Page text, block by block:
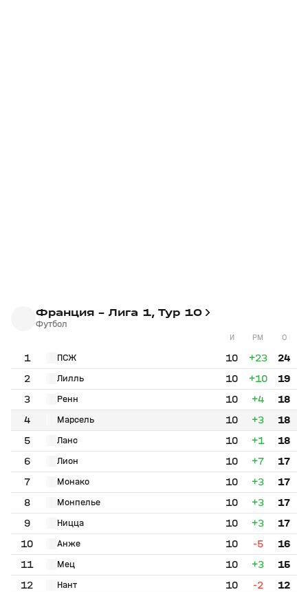
Франция - Лига 1, Тур 10
Футбол
И РМ О
1 ПСЖ 10 +23
24
2
Лилль 10 +10
19
3
Ренн 10 +4
18
4
Марсель 10 +3
18
5
Ланс 10 +1
18
6
Лион 10 +7
17
7
Монако 10 +3
17
8
Монпелье 10 +3
17
9
Ницца 10 +3
17
10
Анже 10 -5
16
11
Мец 10 +3
15
12
Нант 10 -2
12